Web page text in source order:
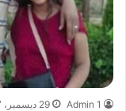
Admin 1 29 ديسمبر، 2017